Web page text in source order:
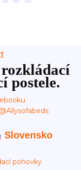
rozkládací
postele.
Slovensko